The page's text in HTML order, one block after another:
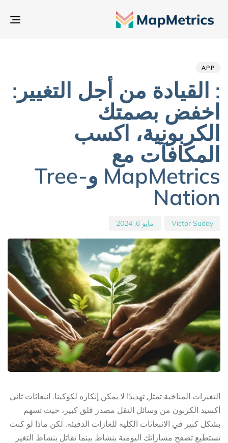
APP
: القيادة من أجل التغيير:
اخفض بصمتك
الكربونية، اكسب
المكافآت مع
MapMetrics وTree-
Nation
Victor Suday مايو 6, 2024
التغيرات المناخية تمثل تهديدًا لا يمكن إنكاره لكوكبنا. انبعاثات ثاني
أكسيد الكربون من وسائل النقل مصدر قلق كبير، حيث تسهم
بشكل كبير في الانبعاثات الكلية للغازات الدفيئة. لكن ماذا لو كنت
تستطيع تصفح مساراتك اليومية بنشاط بينما تقاتل بنشاط التغير